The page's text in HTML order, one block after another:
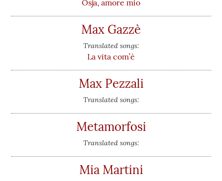
Osja, amore mio
Max Gazzè
Translated songs:
La vita com’è
Max Pezzali
Translated songs:
Metamorfosi
Translated songs:
Mia Martini